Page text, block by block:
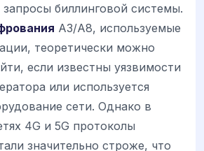
биллинговой системы.
A3/A8, используемые
теоретически можно
если известны уязвимости
или используется
сети. Однако в
4G и 5G протоколы
значительно строже, что